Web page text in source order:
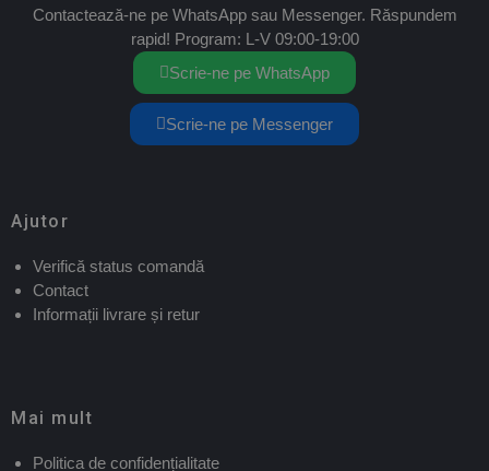
Contactează-ne pe WhatsApp sau Messenger. Răspundem
rapid! Program: L-V 09:00-19:00
Scrie-ne pe WhatsApp
Scrie-ne pe Messenger
Ajutor
Verifică status comandă
Contact
Informații livrare și retur
Mai mult
Politica de confidențialitate